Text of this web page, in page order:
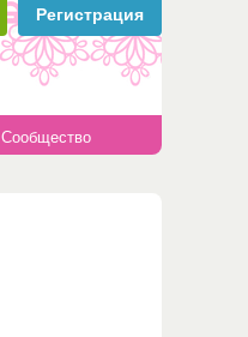
Регистрация
Сообщество